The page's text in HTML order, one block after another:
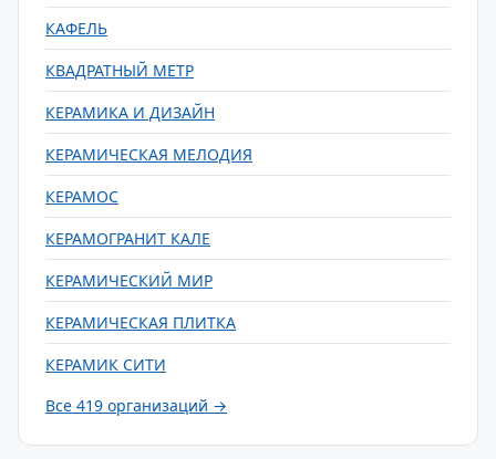
КАФЕЛЬ
КВАДРАТНЫЙ МЕТР
КЕРАМИКА И ДИЗАЙН
КЕРАМИЧЕСКАЯ МЕЛОДИЯ
КЕРАМОС
КЕРАМОГРАНИТ КАЛЕ
КЕРАМИЧЕСКИЙ МИР
КЕРАМИЧЕСКАЯ ПЛИТКА
КЕРАМИК СИТИ
Все 419 организаций →